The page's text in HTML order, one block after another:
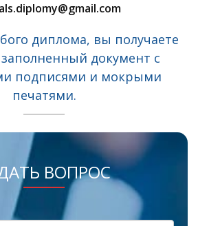
диплома, вы получаете
документ с
подписями и мокрыми
печатями.
ВОПРОС